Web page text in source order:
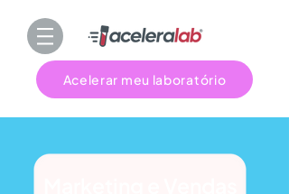
Acelerar meu laboratório